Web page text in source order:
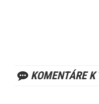
KOMENTÁRE K